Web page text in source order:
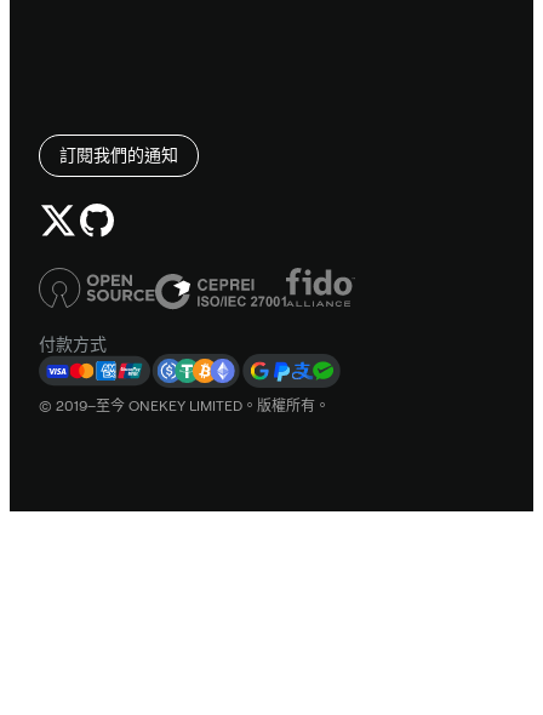
訂閱我們的通知
付款方式
© 2019–至今 ONEKEY LIMITED。版權所有。